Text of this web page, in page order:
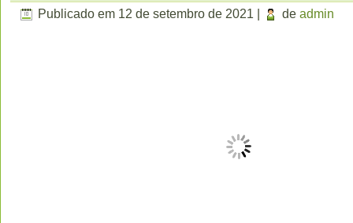
Publicado em 12 de setembro de 2021 de admin